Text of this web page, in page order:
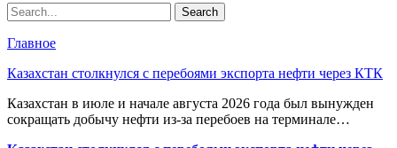
Главное
Казахстан столкнулся с перебоями экспорта нефти через КТК
Казахстан в июле и начале августа 2026 года был вынужден
сокращать добычу нефти из-за перебоев на терминале…